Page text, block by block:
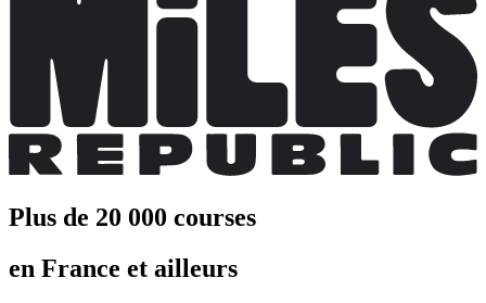
Plus de 20 000 courses
en France et ailleurs